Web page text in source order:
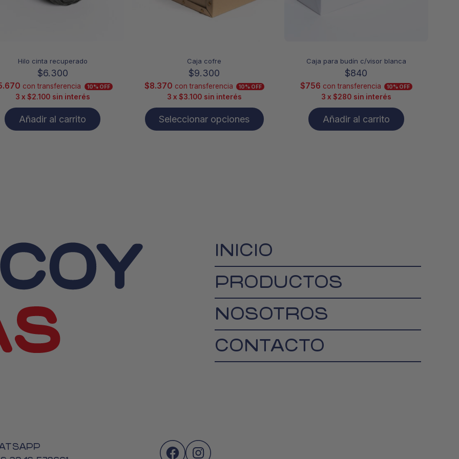
Hilo cinta recuperado
$6.300
con transferencia 10% OFF
3 x $2.100 sin interés
Añadir al carrito
Caja cofre
$9.300
$8.370 con transferencia 10% OFF
3 x $3.100 sin interés
Seleccionar opciones
en
producto
Caja para budín c/visor blanca
$840
$756 con transferencia 10% OFF
3 x $280 sin interés
Añadir al carrito
INICIO
PRODUCTOS
NOSOTROS
CONTACTO